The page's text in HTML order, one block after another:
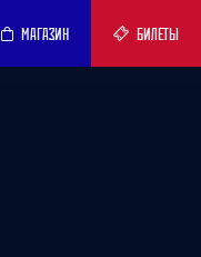
МАГАЗИН БИЛЕТЫ